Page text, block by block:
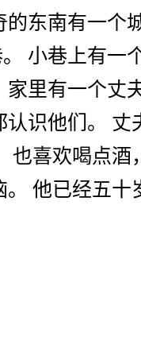
的东南有一个
。 小巷 上有一
家里有一个丈
认识他们 。 丈
也喜欢喝点酒 ，
。 他已经五十